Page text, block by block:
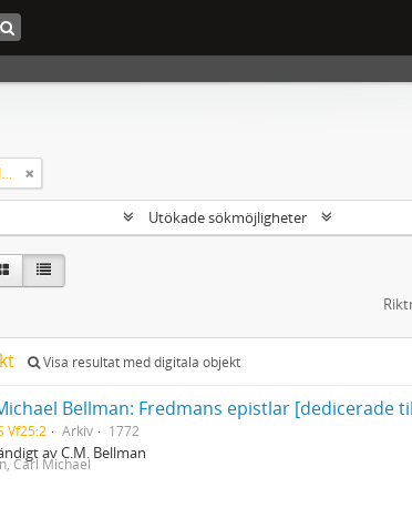
Carl Michael Bellman: Fredmans epistlar [dedicerade till J.D. Duwall] Del 2
Utökade sökmöjligheter
Visa resultat med digitala objekt
Bellman: Fredmans epistlar [dedicerade
Vf25:2 Arkiv 1772
av C.M. Bellman
Carl Michael